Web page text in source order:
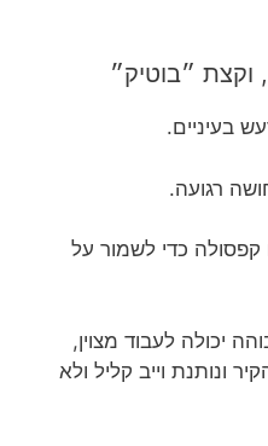
וקצת ״בוטיק״
בעיניים.
רגועה.
קפסולה כדי לשמור על
יכולה לעבוד מצוין,
ונותנת וייב קליל ולא